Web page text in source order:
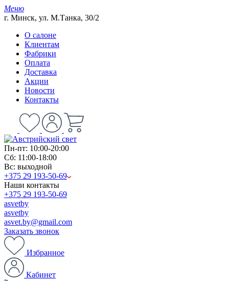
Меню
г. Минск, ул. М.Танка, 30/2
О салоне
Клиентам
Фабрики
Оплата
Доставка
Акции
Новости
Контакты
Пн-пт: 10:00-20:00
Сб: 11:00-18:00
Вс: выходной
+375 29 193-50-69
Наши контакты
+375 29 193-50-69
asvetby
asvetby
asvet.by@gmail.com
Заказать звонок
Избранное
Кабинет